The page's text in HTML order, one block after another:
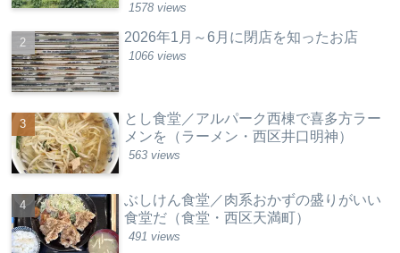
1578 views
2026年1月～6月に閉店を知ったお店
1066 views
とし食堂／アルパーク西棟で喜多方ラー
メンを（ラーメン・西区井口明神）
563 views
ぶしけん食堂／肉系おかずの盛りがいい
食堂だ（食堂・西区天満町）
491 views